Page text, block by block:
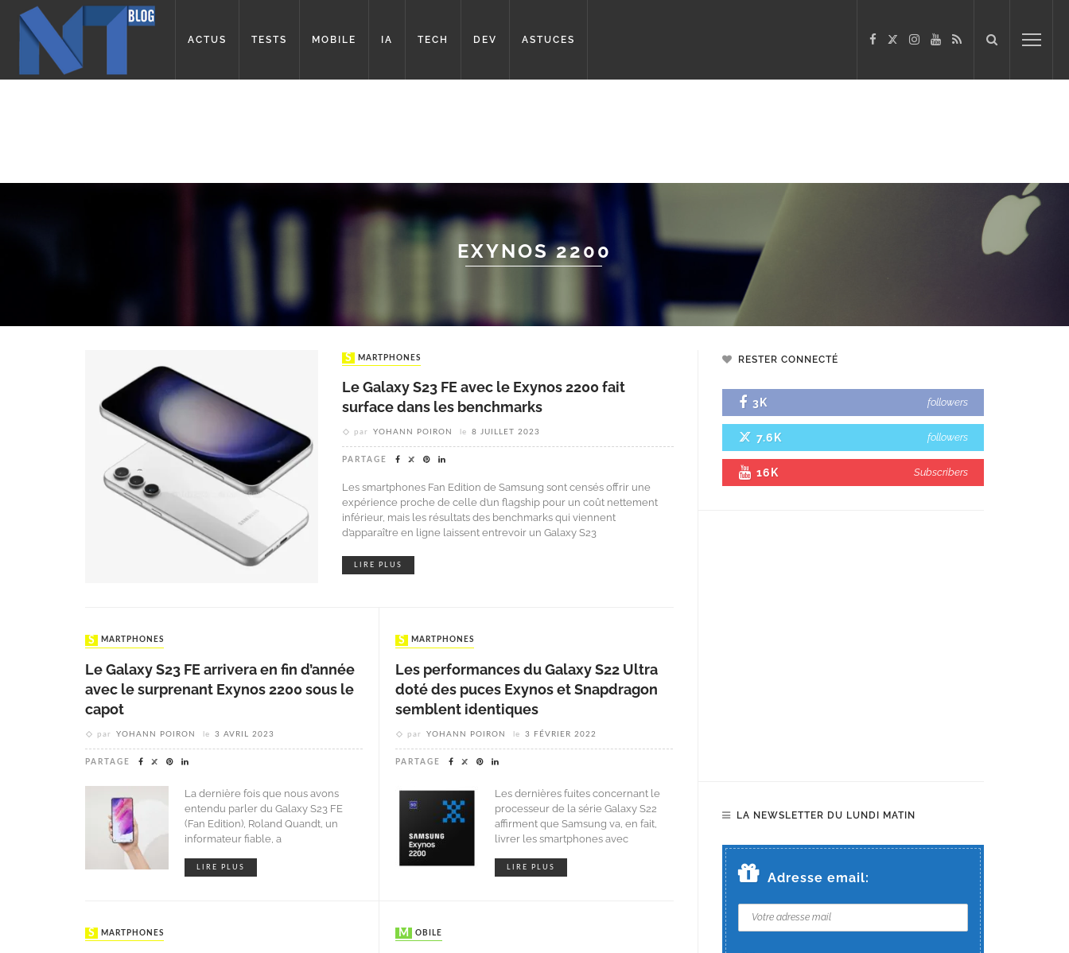
ACTUS TESTS MOBILE IA TECH DEV ASTUCES
EXYNOS 2200
SMARTPHONES
Le Galaxy S23 FE avec le Exynos 2200 fait
surface dans les benchmarks
par YOHANN POIRON le 8 JUILLET 2023
PARTAGE
Les smartphones Fan Edition de Samsung sont censés offrir une
expérience proche de celle d’un flagship pour un coût nettement
inférieur, mais les résultats des benchmarks qui viennent
d’apparaître en ligne laissent entrevoir un Galaxy S23
LIRE PLUS
SMARTPHONES
Le Galaxy S23 FE arrivera en fin d’année
avec le surprenant Exynos 2200 sous le
capot
par YOHANN POIRON le 3 AVRIL 2023
PARTAGE
La dernière fois que nous avons
entendu parler du Galaxy S23 FE
(Fan Edition), Roland Quandt, un
informateur fiable, a
LIRE PLUS
SMARTPHONES
Les performances du Galaxy S22 Ultra
doté des puces Exynos et Snapdragon
semblent identiques
par YOHANN POIRON le 3 FÉVRIER 2022
PARTAGE
Les dernières fuites concernant le
processeur de la série Galaxy S22
affirment que Samsung va, en fait,
livrer les smartphones avec
LIRE PLUS
SMARTPHONES MOBILE
RESTER CONNECTÉ
3K followers
7.6K followers
16K Subscribers
LA NEWSLETTER DU LUNDI MATIN
Adresse email: